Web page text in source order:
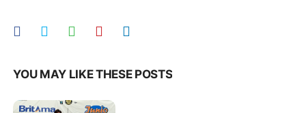
YOU MAY LIKE THESE POSTS